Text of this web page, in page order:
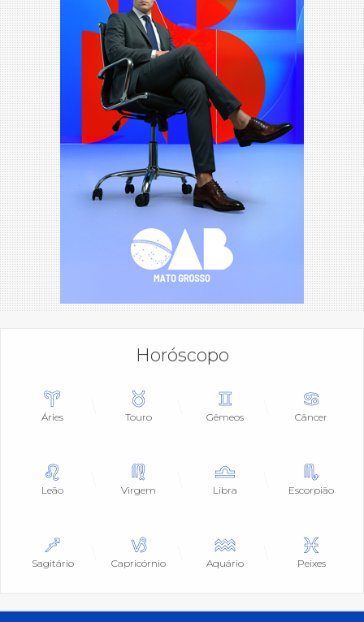
Horóscopo
Áries Touro Gêmeos Câncer
Leão Virgem Libra Escorpião
Sagitário Capricórnio Aquário Peixes